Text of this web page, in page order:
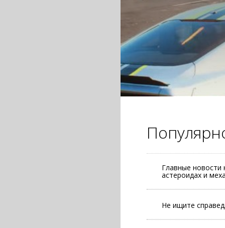
Главные новости
астероидах и
Не ищите